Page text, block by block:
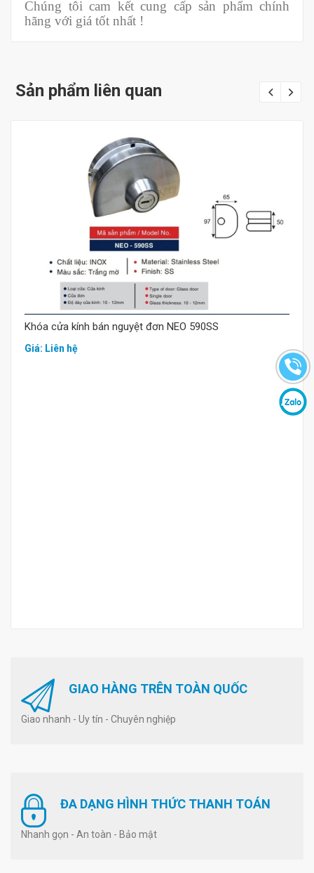
Chúng tôi cam kết cung cấp sản phẩm chính
hãng với giá tốt nhất !
Sản phẩm liên quan
Khóa cửa kính bán nguyệt đơn NEO 590SS
Giá: Liên hệ
GIAO HÀNG TRÊN TOÀN QUỐC
Giao nhanh - Uy tín - Chuyên nghiệp
ĐA DẠNG HÌNH THỨC THANH TOÁN
Nhanh gọn - An toàn - Bảo mật